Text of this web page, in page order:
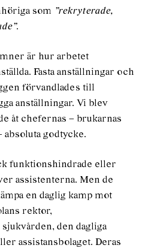
som ”rekryterade,
.
är hur arbetet
Fasta anställningar och
förvandlades till
anställningar. Vi blev
åt chefernas – brukarnas
absoluta godtycke.
funktionshindrade eller
assistenterna. Men de
en daglig kamp mot
rektor,
den dagliga
assistansbolaget. Deras